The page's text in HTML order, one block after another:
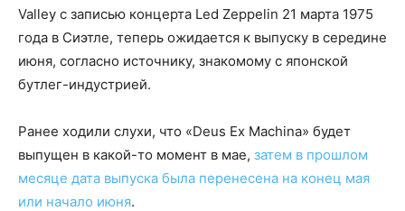
Valley с записью концерта Led Zeppelin 21 марта 1975
года в Сиэтле, теперь ожидается к выпуску в середине
июня, согласно источнику, знакомому с японской
бутлег-индустрией.
Ранее ходили слухи, что «Deus Ex Machina» будет
выпущен в какой-то момент в мае, затем в прошлом
месяце дата выпуска была перенесена на конец мая
или начало июня.